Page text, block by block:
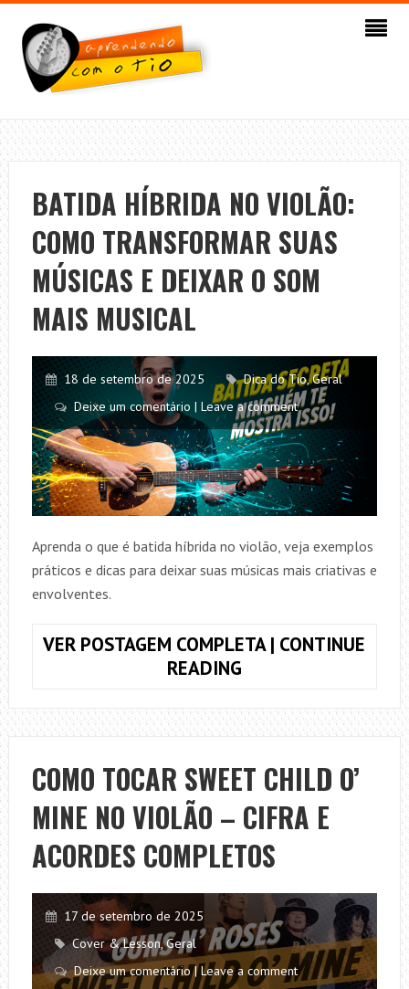
BATIDA HÍBRIDA NO VIOLÃO:
COMO TRANSFORMAR SUAS
MÚSICAS E DEIXAR O SOM
MAIS MUSICAL
18 de setembro de 2025 Dica do Tio,Geral
Deixe um comentário | Leave a comment
Aprenda o que é batida híbrida no violão, veja exemplos
práticos e dicas para deixar suas músicas mais criativas e
envolventes.
VER POSTAGEM COMPLETA | CONTINUE
READINGBATIDA
NO
VIOLÃO:
COMO
TRANSFORMAR
SUAS
MÚSICAS
E
O
SOM
MAIS
MUSICAL
COMO TOCAR SWEET CHILD O’
MINE NO VIOLÃO – CIFRA E
ACORDES COMPLETOS
17 de setembro de 2025
Cover & Lesson,Geral
Deixe um comentário | Leave a comment